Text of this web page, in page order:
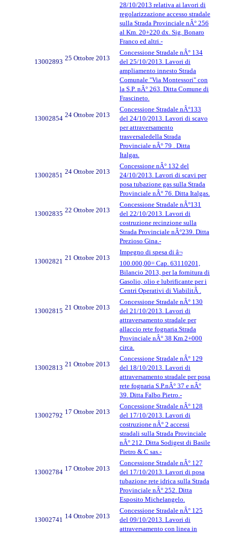
28/10/2013 relativa ai lavori di
regolarizzazione accesso stradale
sulla Strada Provinciale nÂ° 256
al Km. 20+220 dx. Sig. Bonaro
Franco ed altri.-
13002893 25 Ottobre 2013
Concessione Stradale nÂ° 134
del 25/10/2013. Lavori di
ampliamento innesto Strada
Comunale "Via Montessori" con
la S.P. nÂ° 263. Ditta Comune di
Frascineto.
13002854 24 Ottobre 2013
Concessione Stradale nÂ°133
del 24/10/2013. Lavori di scavo
per attraversamento
trasversaledella Strada
Provinciale nÂ° 79 . Ditta
Italgas.
13002851 24 Ottobre 2013
Concessione nÂ° 132 del
24/10/2013. Lavori di scavi per
posa tubazione gas sulla Strada
Provinciale nÂ° 76. Ditta Italgas.
13002835 22 Ottobre 2013
Concessione Stradale nÂ°131
del 22/10/2013. Lavori di
costruzione recinzione sulla
Strada Provinciale nÂ°239. Ditta
Prezioso Gina.-
13002821 21 Ottobre 2013
Impegno di spesa di â¬
100.000,00= Cap. 63110201,
Bilancio 2013, per la fornitura di
Gasolio, olio e lubrificante per i
Centri Operativi di ViabilitÃ .
13002815 21 Ottobre 2013
Concessione Stradale nÂ° 130
del 21/10/2013. Lavori di
attraversamento stradale per
allaccio rete fognaria.Strada
Provinciale nÂ° 38 Km.2+000
circa.
13002813 21 Ottobre 2013
Concessione Stradale nÂ° 129
del 18/10/2013. Lavori di
attraversamento stradale per posa
rete fognaria S.P.nÂ° 37 e nÂ°
39. Ditta Falbo Pietro.-
13002792 17 Ottobre 2013
Concessione Stradale nÂ° 128
del 17/10/2013. Lavori di
costruzione nÂ° 2 accessi
stradali sulla Strada Provinciale
nÂ° 212. Ditta Sodigest di Basile
Pietro & C sas.-
13002784 17 Ottobre 2013
Concessione Stradale nÂ° 127
del 17/10/2013. Lavori di posa
tubazione rete idrica sulla Strada
Provinciale nÂ° 252. Ditta
Esposito Michelangelo.
13002741 14 Ottobre 2013
Concessione Stradale nÂ° 125
del 09/10/2013. Lavori di
attraversamento con linea in